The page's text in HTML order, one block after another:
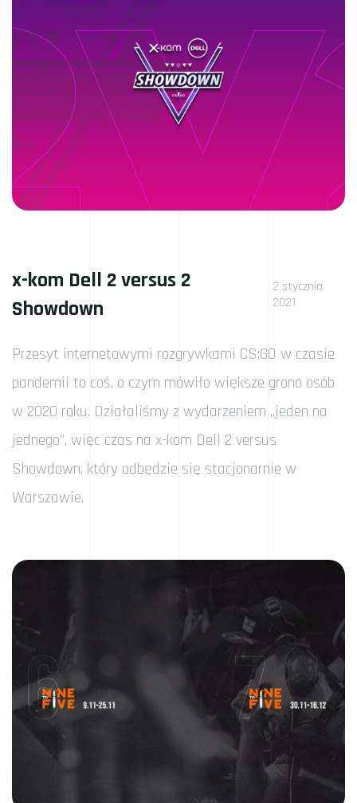
x-kom Dell 2 versus 2
Showdown
2 stycznia
2021
Przesyt internetowymi rozgrywkami CS:GO w czasie
pandemii to coś, o czym mówiło większe grono osób
w 2020 roku. Działaliśmy z wydarzeniem „jeden na
jednego”, więc czas na x-kom Dell 2 versus
Showdown, który odbędzie się stacjonarnie w
Warszawie.